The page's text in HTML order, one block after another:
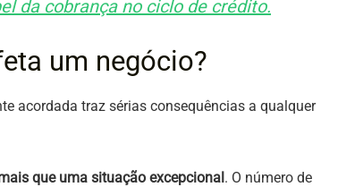
da cobrança no ciclo de crédito.
um negócio?
acordada traz sérias consequências a qualquer
que uma situação excepcional. O número de